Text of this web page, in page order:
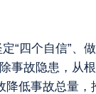
“四个自信”、
事故隐患，从
低事故总量